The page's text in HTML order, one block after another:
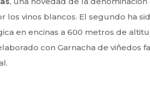
vinos blancos. El segundo ha
en encinas a 600 metros de
con Garnacha de viñedos